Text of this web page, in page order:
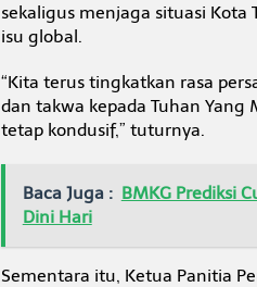
sekaligus menjaga situasi
isu global.
“Kita terus tingkatkan rasa
dan takwa kepada Tuhan Yang
tetap kondusif,” tuturnya.
Baca Juga : BMKG Prediksi
Dini Hari
Sementara itu, Ketua Panitia